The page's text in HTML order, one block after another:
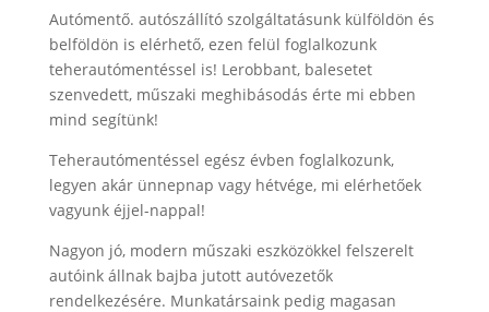
Autómentő. autószállító szolgáltatásunk külföldön és
belföldön is elérhető, ezen felül foglalkozunk
teherautómentéssel is! Lerobbant, balesetet
szenvedett, műszaki meghibásodás érte mi ebben
mind segítünk!
Teherautómentéssel egész évben foglalkozunk,
legyen akár ünnepnap vagy hétvége, mi elérhetőek
vagyunk éjjel-nappal!
Nagyon jó, modern műszaki eszközökkel felszerelt
autóink állnak bajba jutott autóvezetők
rendelkezésére. Munkatársaink pedig magasan